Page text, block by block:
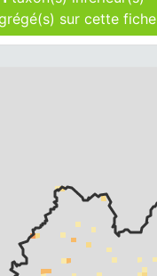
agrégé(s) sur cette fiche